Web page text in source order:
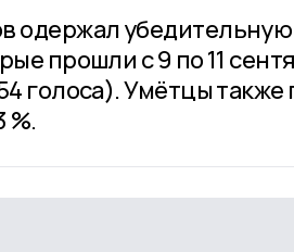
одержал
прошли с 9 по 11
голоса). Умётцы
%.